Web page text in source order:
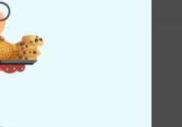
Sie sehen?
& Feedback